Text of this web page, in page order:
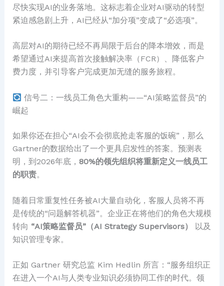
尽快实现AI的业务落地。这标志着企业对AI驱动的转型
紧迫感急剧上升，AI已经从“加分项”变成了“必选项”。
高层对AI的期待已经不再局限于后台的降本增效，而是
希望通过AI来提高首次接触解决率（FCR）、降低客户
费力度，并引导客户完成更加无缝的服务旅程。
信号二：一线员工角色大重构——“AI策略监督员”的
崛起
如果你还在担心“AI会不会彻底抢走客服的饭碗”，那么
Gartner的数据给出了一个更具启发性的答案。预测表
明，到2026年底， 80%的领先组织将重新定义一线员工
的职责。
随着日常重复性任务被AI大量自动化，客服人员将不再
是传统的“问题解答机器”。企业正在将他们的角色大规模
转向 “AI策略监督员”（AI Strategy Supervisors）
以及
知识管理专家。
正如 Gartner 研究总监 Kim Hedlin 所言：“服务组织正
在进入一个AI与人类专业知识必须协同工作的时代。领